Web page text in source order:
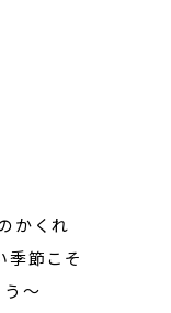
かくれ
季節こそ
〜